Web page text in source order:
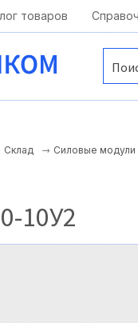
д.1 офис 1
товаров
Склад Силовые модули
10У2